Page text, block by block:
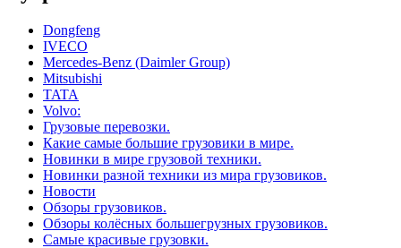
Dongfeng
IVECO
Mercedes-Benz (Daimler Group)
Mitsubishi
TATA
Volvo:
Грузовые перевозки.
Какие самые большие грузовики в мире.
Новинки в мире грузовой техники.
Новинки разной техники из мира грузовиков.
Новости
Обзоры грузовиков.
Обзоры колёсных большегрузных грузовиков.
Самые красивые грузовки.